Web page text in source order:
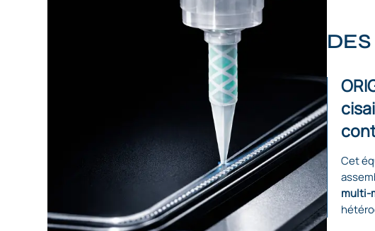
Cet
multi-